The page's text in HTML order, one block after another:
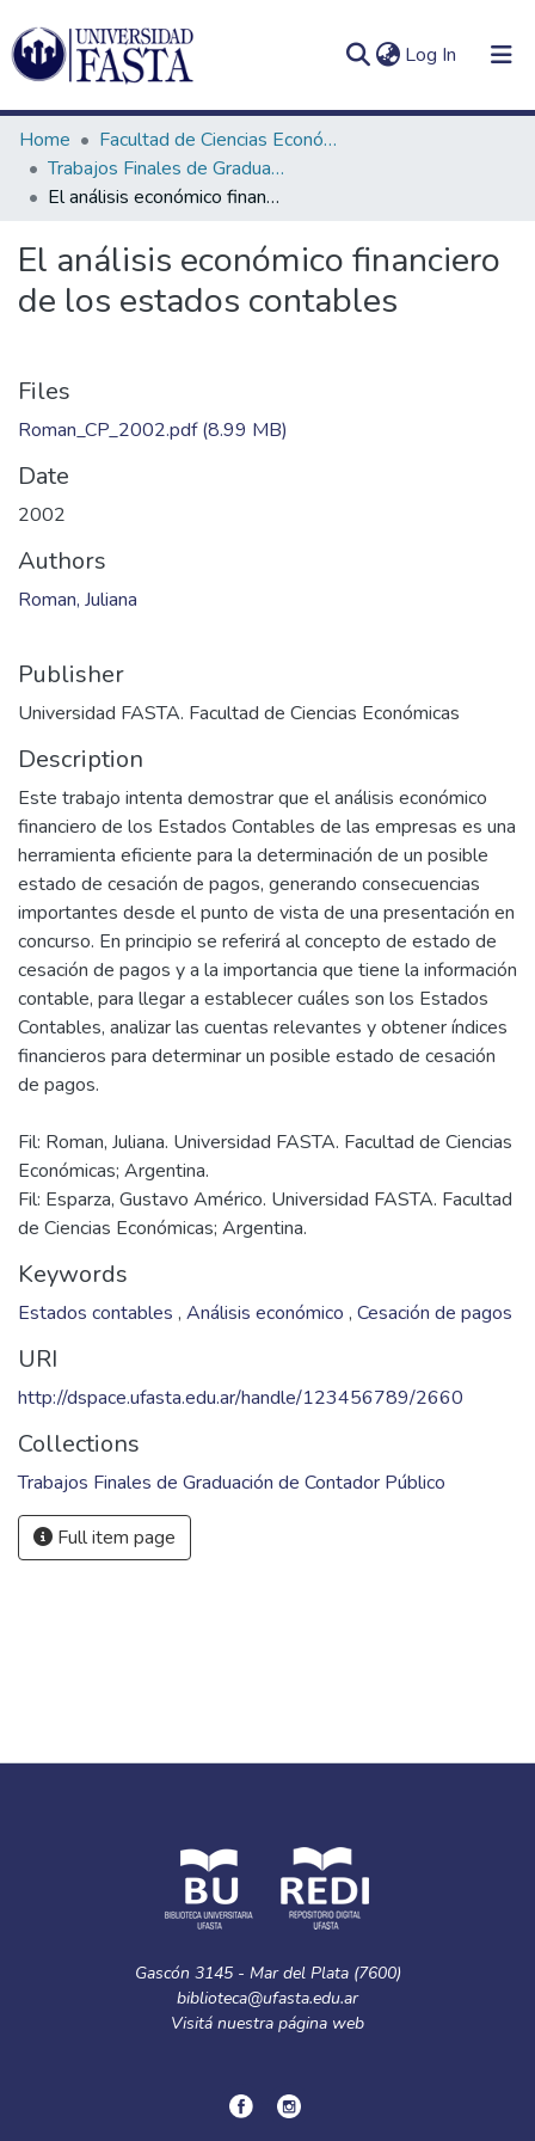
Log In (current)
Communities
&
Collections
In(current)
Home
Facultad de Ciencias Económicas
Trabajos Finales de Graduación de Contador Público
El análisis económico financiero de los estados contables
El análisis económico financiero
de los estados contables
Files
Roman_CP_2002.pdf(8.99 MB)
Date
2002
Authors
Roman, Juliana
Publisher
Universidad FASTA. Facultad de Ciencias Económicas
Description
Este trabajo intenta demostrar que el análisis económico
financiero de los Estados Contables de las empresas es una
herramienta eficiente para la determinación de un posible
estado de cesación de pagos, generando consecuencias
importantes desde el punto de vista de una presentación en
concurso. En principio se referirá al concepto de estado de
cesación de pagos y a la importancia que tiene la información
contable, para llegar a establecer cuáles son los Estados
Contables, analizar las cuentas relevantes y obtener índices
financieros para determinar un posible estado de cesación
Fil: Roman, Juliana. Universidad FASTA. Facultad de Ciencias
Económicas; Argentina.
Fil: Esparza, Gustavo Américo. Universidad FASTA. Facultad
de Ciencias Económicas; Argentina.
Keywords
Estados contables , Análisis económico , Cesación de pagos
URI
http://dspace.ufasta.edu.ar/handle/123456789/2660
Collections
Trabajos Finales de Graduación de Contador Público
Full item page
Gascón 3145 - Mar del Plata (7600)
biblioteca@ufasta.edu.ar
Visitá nuestra página web